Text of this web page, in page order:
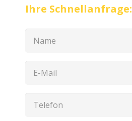
Ihre Schnellanfrage: